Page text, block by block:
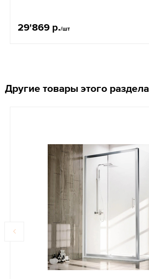
29'869 р./шт
Другие товары этого раздела